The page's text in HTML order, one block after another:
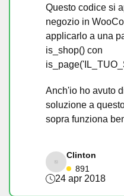
Questo codice si
negozio in
applicarlo a una
is_shop() con
Anch'io ho avuto
soluzione a
sopra funziona
Clinton
891
24 apr 2018